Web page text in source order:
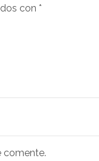
con *
comente.